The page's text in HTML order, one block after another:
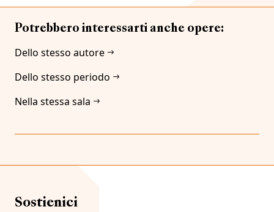
Potrebbero interessarti anche opere:
Dello stesso autore
Dello stesso periodo
Nella stessa sala
Sostienici